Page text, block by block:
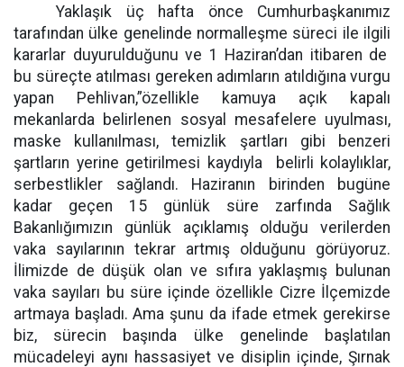
Yaklaşık üç hafta önce Cumhurbaşkanımız
tarafından ülke genelinde normalleşme süreci ile ilgili
kararlar duyurulduğunu ve 1 Haziran’dan itibaren de
bu süreçte atılması gereken adımların atıldığına vurgu
yapan Pehlivan,”özellikle kamuya açık kapalı
mekanlarda belirlenen sosyal mesafelere uyulması,
maske kullanılması, temizlik şartları gibi benzeri
şartların yerine getirilmesi kaydıyla
belirli kolaylıklar,
serbestlikler sağlandı. Haziranın birinden bugüne
kadar geçen 15 günlük süre zarfında Sağlık
Bakanlığımızın günlük açıklamış olduğu verilerden
vaka sayılarının tekrar artmış olduğunu görüyoruz.
İlimizde de düşük olan ve sıfıra yaklaşmış bulunan
vaka sayıları bu süre içinde özellikle Cizre İlçemizde
artmaya başladı. Ama şunu da ifade etmek gerekirse
biz, sürecin başında ülke genelinde başlatılan
mücadeleyi aynı hassasiyet ve disiplin içinde, Şırnak